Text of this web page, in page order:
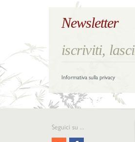
Newsletter
Informativa sulla privacy
Seguici su ...